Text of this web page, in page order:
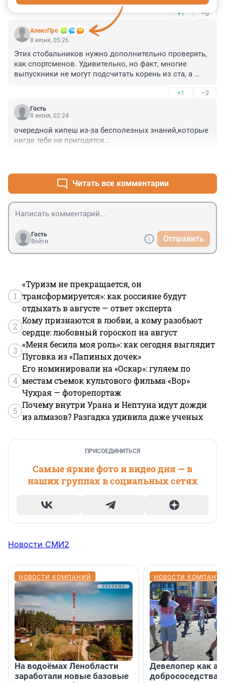
+1 –0
АлексПро
8 июня, 05:26
Этих стобальников нужно дополнительно проверять,
как спортсменов. Удивительно, но факт, многие
выпускники не могут подсчитать корень из ста, а
+1 –2
Гость
8 июня, 02:24
очередной кипеш из-за бесполезных знаний,которые
нигде тебе не пригодятся...
Читать все комментарии
Гость
Войти
Отправить
1
«Туризм не прекращается, он
трансформируется»: как россияне будут
отдыхать в августе — ответ эксперта
2
Кому признаются в любви, а кому разобьют
сердце: любовный гороскоп на август
3
«Меня бесила моя роль»: как сегодня выглядит
Пуговка из «Папиных дочек»
4
Его номинировали на «Оскар»: гуляем по
местам съемок культового фильма «Вор»
Чухрая — фоторепортаж
5
Почему внутри Урана и Нептуна идут дожди
из алмазов? Разгадка удивила даже ученых
ПРИСОЕДИНИТЬСЯ
Самые яркие фото и видео дня — в
наших группах в социальных сетях
Новости СМИ2
НОВОСТИ КОМПАНИЙ
На водоёмах Ленобласти
заработали новые базовые
НОВОСТИ
Девелопер как
добрососедства